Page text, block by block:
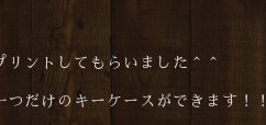
ントしてもらいました＾＾
だけのキーケースができます！！